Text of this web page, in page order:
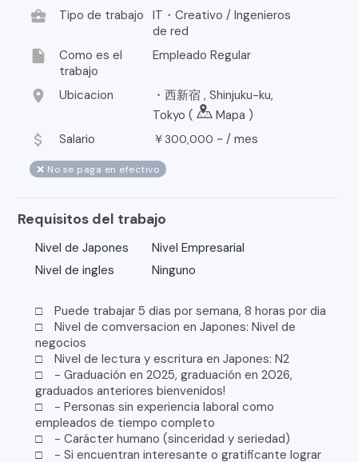
business_center
Tipo de trabajo IT・Creativo / Ingenieros
de red
insert_drive_file
Como es el
trabajo
Empleado Regular
location_on Ubicacion
・西新宿 , Shinjuku-ku,
Tokyo (
Mapa )
attach_money Salario ￥ 300,000 ~ / mes
❌ No se paga en efectivo
Requisitos del trabajo
Nivel de Japones
Nivel Empresarial
Nivel de ingles
Ninguno
□ Puede trabajar 5 dias por semana, 8 horas por dia
□ Nivel de comversacion en Japones: Nivel de
negocios
□ Nivel de lectura y escritura en Japones: N2
□ - Graduación en 2025, graduación en 2026,
graduados anteriores bienvenidos!
□ - Personas sin experiencia laboral como
empleados de tiempo completo
□ - Carácter humano (sinceridad y seriedad)
□ - Si encuentran interesante o gratificante lograr